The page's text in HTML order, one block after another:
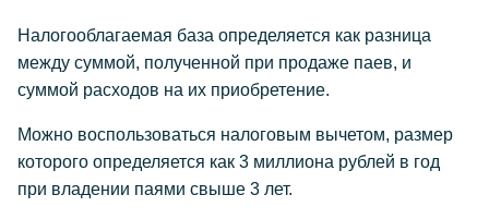
Налогооблагаемая база определяется как разница
между суммой, полученной при продаже паев, и
суммой расходов на их приобретение.
Можно воспользоваться налоговым вычетом, размер
которого определяется как 3 миллиона рублей в год
при владении паями свыше 3 лет.